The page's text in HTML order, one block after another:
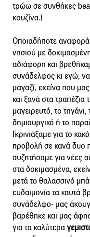
τρώω σε συνθήκες
κουζίνα.)
Οποιαδήποτε αναφορά
νησιού με
αδιάφορη και
συνάδελφος κι εγώ,
μαγαζί, εκείνα που
και ξανά στα
μαγειρευτό, το
δημιουργικό ή το
Γκρινιάξαμε για το
προβολή σε κανά δυο
συζητήσαμε για νέες
στα δοκιμασμένα,
μετά το θαλασσινό
ευδαιμονία τα καυτά
συνάδελφο- μας
βαρέθηκε και μας
για τα καλύτερα